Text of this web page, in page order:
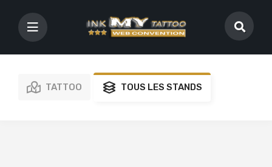
TATTOO TOUS LES STANDS